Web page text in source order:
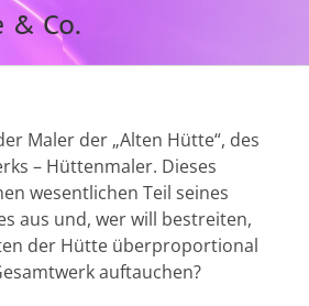
& Co.
Maler der „Alten Hütte“, des
– Hüttenmaler. Dieses
wesentlichen Teil seines
aus und, wer will bestreiten,
der Hütte überproportional
auftauchen?